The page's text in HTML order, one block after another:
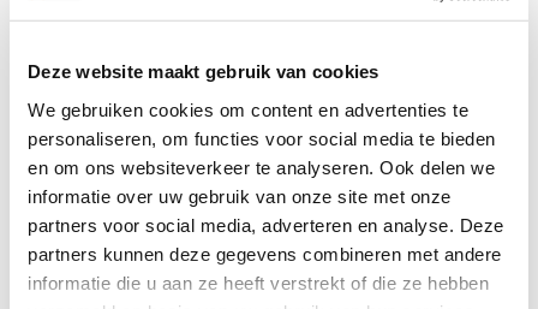
Deze website maakt gebruik van cookies
We gebruiken cookies om content en advertenties te
personaliseren, om functies voor social media te bieden
en om ons websiteverkeer te analyseren. Ook delen we
informatie over uw gebruik van onze site met onze
partners voor social media, adverteren en analyse. Deze
partners kunnen deze gegevens combineren met andere
informatie die u aan ze heeft verstrekt of die ze hebben
out sessies worden gekozen.
Het congres is een initiatief van deTaskforce Cancer
Integraal Kankercentrum Nederland (IKNL)
Nederlandse Federatie van
Kankerpatiëntenorganisaties (NFK). De
middagsymposia worden georganiseerd door de
Regionale Ondersteuningsstructuren verenigd in het
ROS-netwerk in samenwerking met de regionale